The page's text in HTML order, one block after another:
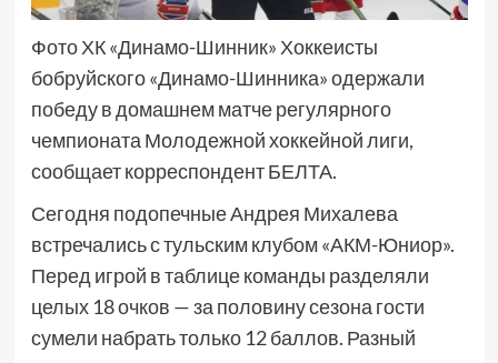
Фото ХК «Динамо-Шинник» Хоккеисты
бобруйского «Динамо-Шинника» одержали
победу в домашнем матче регулярного
чемпионата Молодежной хоккейной лиги,
сообщает корреспондент БЕЛТА.
Сегодня подопечные Андрея Михалева
встречались с тульским клубом «АКМ-Юниор».
Перед игрой в таблице команды разделяли
целых 18 очков — за половину сезона гости
сумели набрать только 12 баллов. Разный